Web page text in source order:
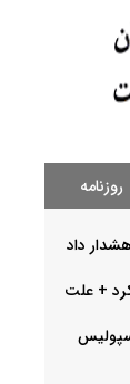
روزنامه
داد
کرد + علت
پرسپولیس